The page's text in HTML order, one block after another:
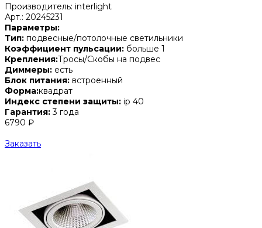
Производитель: interlight
Арт.: 20245231
Параметры:
Тип: подвесные/потолочные светильники
Коэффициент пульсации: больше 1
Крепления:Тросы/Скобы на подвес
Диммеры: есть
Блок питания: встроенный
Форма:квадрат
Индекс степени защиты: ip 40
Гарантия:3 года
6790 ₽
Заказать